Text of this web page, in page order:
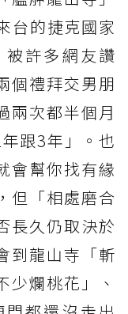
台的捷克國家
許多網友讚
個禮拜交男朋
兩次都半個月
跟3年」。也
會幫你找有緣
但「相處磨合
長久仍取決於
到龍山寺「斬
少爛桃花」、